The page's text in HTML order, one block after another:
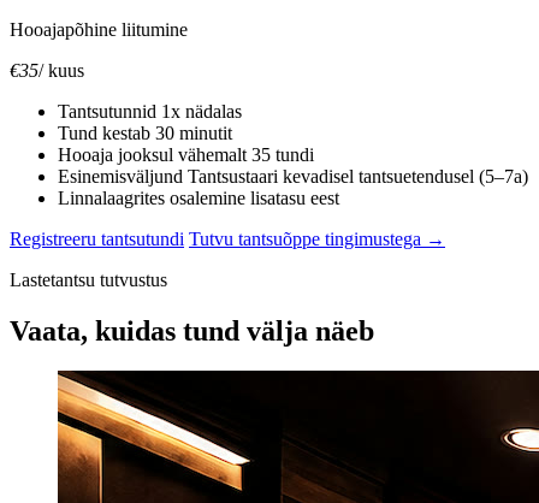
Hooajapõhine liitumine
€35/ kuus
Tantsutunnid 1x nädalas
Tund kestab 30 minutit
Hooaja jooksul vähemalt 35 tundi
Esinemisväljund Tantsustaari kevadisel tantsuetendusel (5–7a)
Linnalaagrites osalemine lisatasu eest
Registreeru tantsutundi Tutvu tantsuõppe tingimustega →
Lastetantsu tutvustus
Vaata, kuidas tund välja näeb